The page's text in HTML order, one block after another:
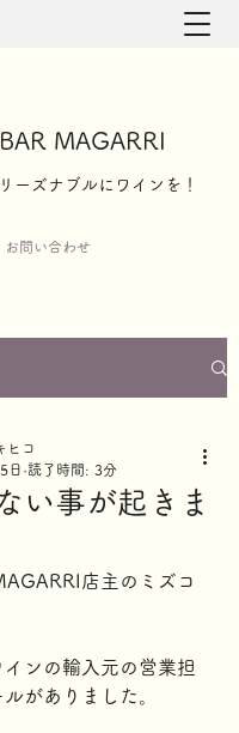
MAGARRI
ーズナブルにワインを！
お問い合わせ
い事が起きま
ヒコ
日 読了時間: 3分
店主のミズコ
ンの輸入元の営業担
がありました。